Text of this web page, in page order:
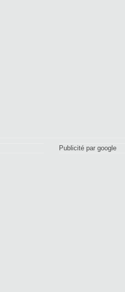
Publicité par google